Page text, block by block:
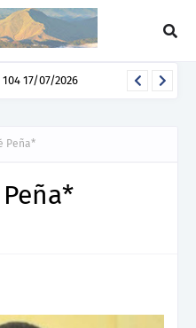
17/07/2026
Peña*